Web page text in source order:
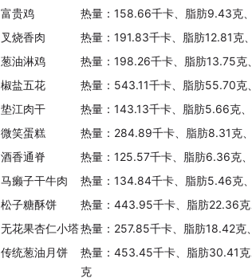
富贵鸡
热量：158.66千卡、脂肪9.43克
叉烧香肉
热量：191.83千卡、脂肪12.81克
葱油淋鸡
热量：198.26千卡、脂肪13.75克
椒盐五花
热量：543.11千卡、脂肪55.70克
垫江肉干
热量：143.13千卡、脂肪5.66克
微笑蛋糕
热量：284.89千卡、脂肪8.31克
酒香通脊
热量：125.57千卡、脂肪6.36克
马癞子干牛肉
热量：134.84千卡、脂肪5.46克
松子糖酥饼
热量：443.95千卡、脂肪22.36
无花果杏仁小塔热量：257.85千卡、脂肪18.42克
传统葱油月饼
热量：453.45千卡、脂肪30.41
克